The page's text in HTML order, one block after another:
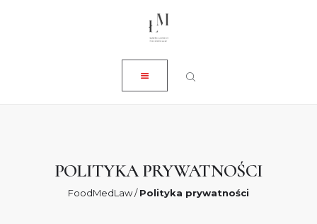
POLITYKA PRYWATNOŚCI
FoodMedLaw/Polityka prywatności
SKLEP
KONTAKT